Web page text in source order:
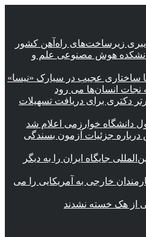
زیرساخت‌های راه‌آهن کشور
دانشکده هوش مصنوعی علم و
ساختاری عجیب در سیارک «نیسا»
نجات انسان‌ها می رود
دکتری‌ برای دریافت تسهیلات
دانشگاه خوارزمی اعلام شد
جزئیات آزمون بسندگی
جایگاه ایران را به دیگر
خارجی به آمریکایی را می
هک خسته نشدند